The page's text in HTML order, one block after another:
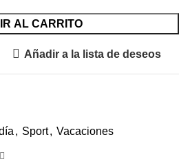
AL CARRITO
Añadir a la lista de deseos
, Sport, Vacaciones